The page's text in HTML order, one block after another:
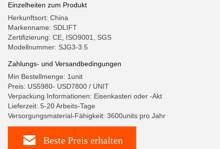
Einzelheiten zum Produkt
Herkunftsort: China
Markenname: SDLIFT
Zertifizierung: CE, ISO9001, SGS
Modellnummer: SJG3-3.5
Zahlungs- und Versandbedingungen
Min Bestellmenge: 1unit
Preis: US5980- USD7800 / UNIT
Verpackung Informationen: Eisenkasten oder -Akt
Lieferzeit: 5-20 Arbeits-Tage
Versorgungsmaterial-Fähigkeit: 3600units pro Jahr
Beste Preis erhalten